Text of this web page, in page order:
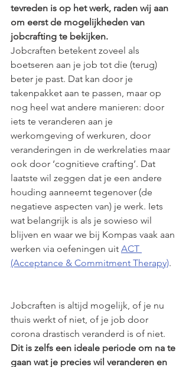
tevreden is op het werk, raden wij aan
om eerst de mogelijkheden van
jobcrafting te bekijken.
Jobcraften betekent zoveel als
boetseren aan je job tot die (terug)
beter je past. Dat kan door je
takenpakket aan te passen, maar op
nog heel wat andere manieren: door
iets te veranderen aan je
werkomgeving of werkuren, door
veranderingen in de werkrelaties maar
ook door ‘cognitieve crafting’. Dat
laatste wil zeggen dat je een andere
houding aanneemt tegenover (de
negatieve aspecten van) je werk. Iets
wat belangrijk is als je sowieso wil
blijven en waar we bij Kompas vaak aan
werken via oefeningen uit ACT
(Acceptance & Commitment Therapy).
Jobcraften is altijd mogelijk, of je nu
thuis werkt of niet, of je job door
corona drastisch veranderd is of niet.
Dit is zelfs een ideale periode om na te
gaan wat je precies wil veranderen en